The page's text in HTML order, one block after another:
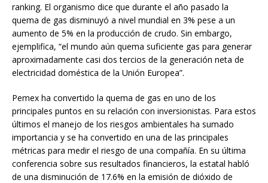
ranking. El organismo dice que durante el año pasado la
quema de gas disminuyó a nivel mundial en 3% pese a un
aumento de 5% en la producción de crudo. Sin embargo,
ejemplifica, “el mundo aún quema suficiente gas para generar
aproximadamente casi dos tercios de la generación neta de
electricidad doméstica de la Unión Europea”.
Pemex ha convertido la quema de gas en uno de los
principales puntos en su relación con inversionistas. Para estos
últimos el manejo de los riesgos ambientales ha sumado
importancia y se ha convertido en una de las principales
métricas para medir el riesgo de una compañía. En su última
conferencia sobre sus resultados financieros, la estatal habló
de una disminución de 17.6% en la emisión de dióxido de